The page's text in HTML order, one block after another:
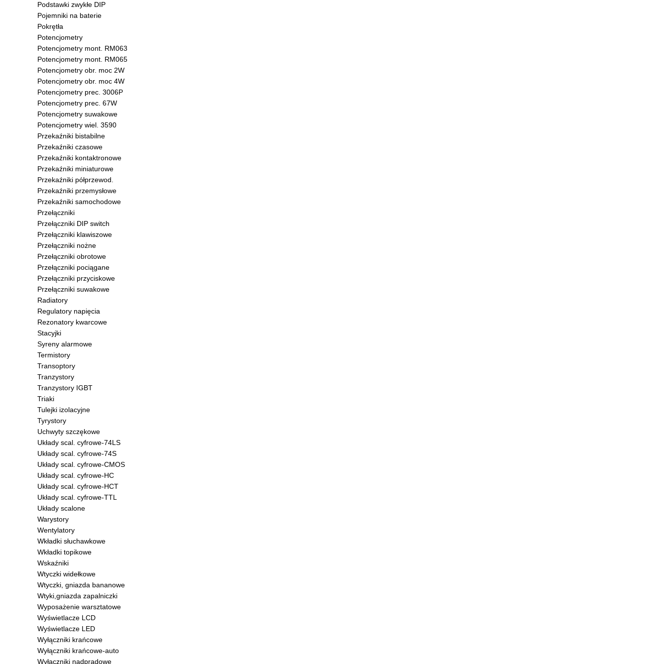
Podstawki zwykłe DIP
Pojemniki na baterie
Pokrętła
Potencjometry
Potencjometry mont. RM063
Potencjometry mont. RM065
Potencjometry obr. moc 2W
Potencjometry obr. moc 4W
Potencjometry prec. 3006P
Potencjometry prec. 67W
Potencjometry suwakowe
Potencjometry wiel. 3590
Przekaźniki bistabilne
Przekaźniki czasowe
Przekaźniki kontaktronowe
Przekaźniki miniaturowe
Przekaźniki półprzewod.
Przekaźniki przemysłowe
Przekaźniki samochodowe
Przełączniki
Przełączniki DIP switch
Przełączniki klawiszowe
Przełączniki nożne
Przełączniki obrotowe
Przełączniki pociągane
Przełączniki przyciskowe
Przełączniki suwakowe
Radiatory
Regulatory napięcia
Rezonatory kwarcowe
Stacyjki
Syreny alarmowe
Termistory
Transoptory
Tranzystory
Tranzystory IGBT
Triaki
Tulejki izolacyjne
Tyrystory
Uchwyty szczękowe
Układy scal. cyfrowe-74LS
Układy scal. cyfrowe-74S
Układy scal. cyfrowe-CMOS
Układy scal. cyfrowe-HC
Układy scal. cyfrowe-HCT
Układy scal. cyfrowe-TTL
Układy scalone
Warystory
Wentylatory
Wkładki słuchawkowe
Wkładki topikowe
Wskaźniki
Wtyczki widełkowe
Wtyczki, gniazda bananowe
Wtyki,gniazda zapalniczki
Wyposażenie warsztatowe
Wyświetlacze LCD
Wyświetlacze LED
Wyłączniki krańcowe
Wyłączniki krańcowe-auto
Wyłączniki nadprądowe